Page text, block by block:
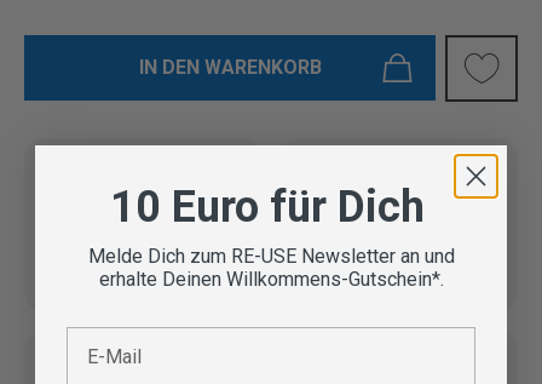
IN DEN WARENKORB
Vom Outdoor Spezialisten
geprüfte Second Hand
Artikel
Lieferung in 3-5 Werktagen
10 Euro für Dich
Melde Dich zum RE-USE Newsletter an und
erhalte Deinen Willkommens-Gutschein*.